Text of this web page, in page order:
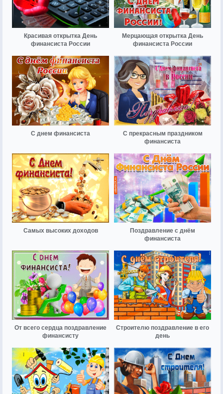
Красивая открытка День
финансиста России
Мерцающая открытка День
финансиста России
С днем финансиста
С прекрасным праздником
финансиста
Самых высоких доходов
Поздравление с днём
финансиста
От всего сердца поздравление
финансисту
Строителю поздравление в его
день